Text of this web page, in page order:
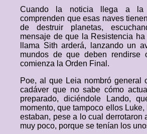
Cuando la noticia llega a la
comprenden que esas naves
de destruir planetas,
mensaje de que la Resistencia
llama Sith arderá, lanzando un
mundos de que deben rendirse
comienza la Orden Final.
Poe, al que Leia nombró general
cadáver que no sabe cómo
preparado, diciéndole Lando,
momento, que tampoco ellos
estaban, pese a lo cual derrotaron
muy poco, porque se tenían los